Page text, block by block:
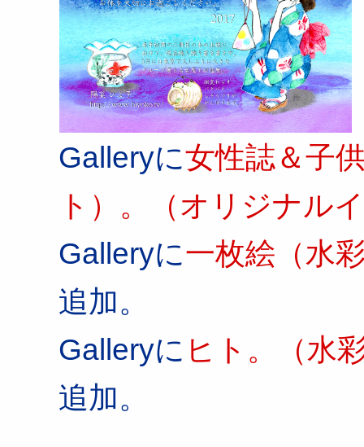
Galleryに女性誌＆子
ト）。（オリジナル
Galleryに一枚絵（水
追加。
Galleryに ヒト。（水
追加。